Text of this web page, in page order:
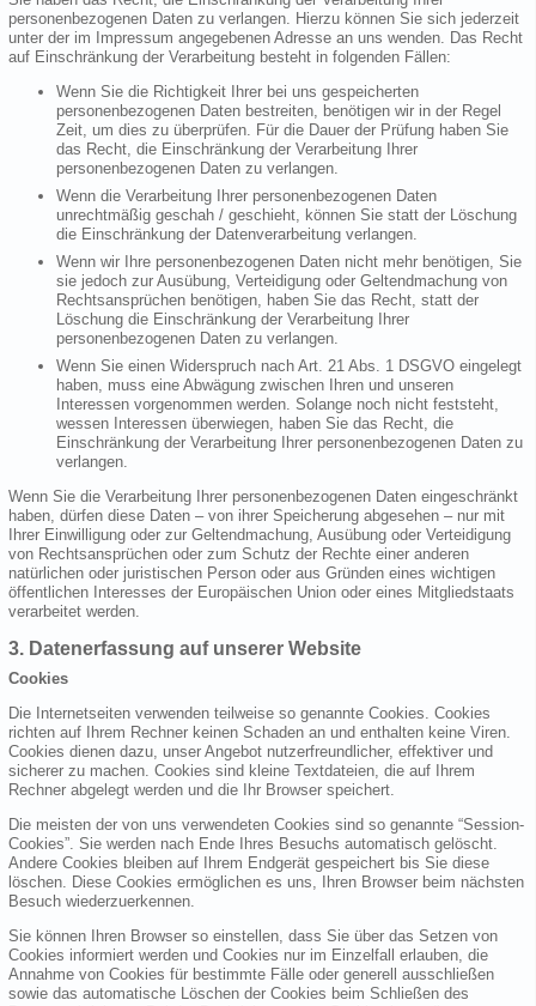
personenbezogenen Daten zu verlangen. Hierzu können Sie sich jederzeit
unter der im Impressum angegebenen Adresse an uns wenden. Das Recht
auf Einschränkung der Verarbeitung besteht in folgenden Fällen:
Wenn Sie die Richtigkeit Ihrer bei uns gespeicherten
personenbezogenen Daten bestreiten, benötigen wir in der Regel
Zeit, um dies zu überprüfen. Für die Dauer der Prüfung haben Sie
das Recht, die Einschränkung der Verarbeitung Ihrer
personenbezogenen Daten zu verlangen.
Wenn die Verarbeitung Ihrer personenbezogenen Daten
unrechtmäßig geschah / geschieht, können Sie statt der Löschung
die Einschränkung der Datenverarbeitung verlangen.
Wenn wir Ihre personenbezogenen Daten nicht mehr benötigen, Sie
sie jedoch zur Ausübung, Verteidigung oder Geltendmachung von
Rechtsansprüchen benötigen, haben Sie das Recht, statt der
Löschung die Einschränkung der Verarbeitung Ihrer
personenbezogenen Daten zu verlangen.
Wenn Sie einen Widerspruch nach Art. 21 Abs. 1 DSGVO eingelegt
haben, muss eine Abwägung zwischen Ihren und unseren
Interessen vorgenommen werden. Solange noch nicht feststeht,
wessen Interessen überwiegen, haben Sie das Recht, die
Einschränkung der Verarbeitung Ihrer personenbezogenen Daten zu
verlangen.
Wenn Sie die Verarbeitung Ihrer personenbezogenen Daten eingeschränkt
haben, dürfen diese Daten – von ihrer Speicherung abgesehen – nur mit
Ihrer Einwilligung oder zur Geltendmachung, Ausübung oder Verteidigung
von Rechtsansprüchen oder zum Schutz der Rechte einer anderen
natürlichen oder juristischen Person oder aus Gründen eines wichtigen
öffentlichen Interesses der Europäischen Union oder eines Mitgliedstaats
verarbeitet werden.
3. Datenerfassung auf unserer Website
Cookies
Die Internetseiten verwenden teilweise so genannte Cookies. Cookies
richten auf Ihrem Rechner keinen Schaden an und enthalten keine Viren.
Cookies dienen dazu, unser Angebot nutzerfreundlicher, effektiver und
sicherer zu machen. Cookies sind kleine Textdateien, die auf Ihrem
Rechner abgelegt werden und die Ihr Browser speichert.
Die meisten der von uns verwendeten Cookies sind so genannte “Session-
Cookies”. Sie werden nach Ende Ihres Besuchs automatisch gelöscht.
Andere Cookies bleiben auf Ihrem Endgerät gespeichert bis Sie diese
löschen. Diese Cookies ermöglichen es uns, Ihren Browser beim nächsten
Besuch wiederzuerkennen.
Sie können Ihren Browser so einstellen, dass Sie über das Setzen von
Cookies informiert werden und Cookies nur im Einzelfall erlauben, die
Annahme von Cookies für bestimmte Fälle oder generell ausschließen
sowie das automatische Löschen der Cookies beim Schließen des